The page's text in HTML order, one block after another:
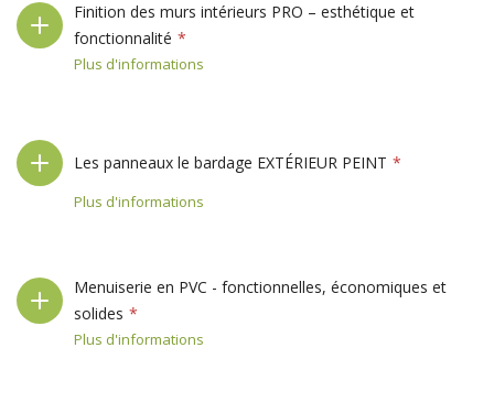
Finition des murs intérieurs PRO – esthétique et
fonctionnalité
Plus d'informations
Les panneaux le bardage EXTÉRIEUR PEINT
Plus d'informations
Menuiserie en PVC - fonctionnelles, économiques et
solides
Plus d'informations